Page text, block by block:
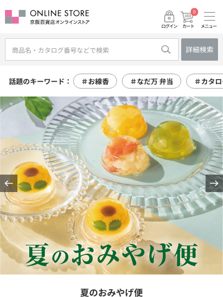
ログイン カート
0
メニュー
詳細検索
話題のキーワード： ＃お線香 ＃なだ万 弁当 ＃カタ
夏のおみやげ便